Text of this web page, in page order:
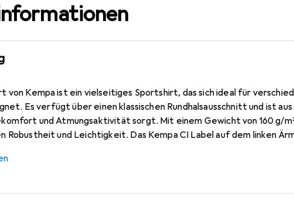
von Kempa ist ein vielseitiges Sportshirt, das sich ideal für
Es verfügt über einen klassischen Rundhalsausschnitt und ist
und Atmungsaktivität sorgt. Mit einem Gewicht von 160 g/
Robustheit und Leichtigkeit. Das Kempa CI Label auf dem linken
breite Zielgruppe, einschliesslich Damen. Es ist in verschiedenen
oder Freizeitaktivitäten und kombiniert Funktionalität mit